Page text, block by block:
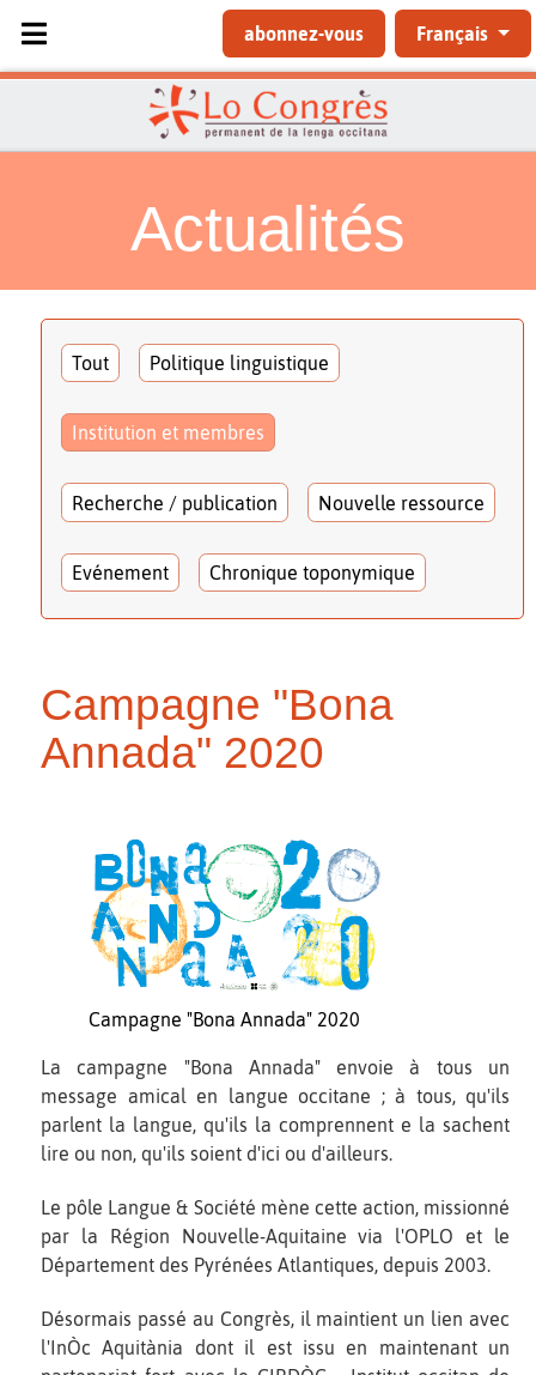
Sélectionnez votre langue
abonnez-vous Français
Actualités
Tout Politique linguistique
Institution et membres
Recherche / publication Nouvelle ressource
Evénement Chronique toponymique
Campagne "Bona
Annada" 2020
Campagne "Bona Annada" 2020
La campagne "Bona Annada" envoie à tous un
message amical en langue occitane ; à tous, qu'ils
parlent la langue, qu'ils la comprennent e la sachent
lire ou non, qu'ils soient d'ici ou d'ailleurs.
Le pôle Langue & Société mène cette action, missionné
par la Région Nouvelle-Aquitaine via l'OPLO et le
Département des Pyrénées Atlantiques, depuis 2003.
Désormais passé au Congrès, il maintient un lien avec
l'InÒc Aquitània dont il est issu en maintenant un